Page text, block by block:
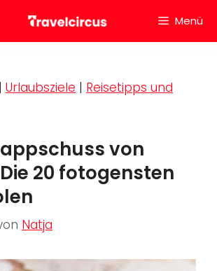
Menü
| Urlaubsziele | Reisetipps und
von
20 fotogensten
Natja